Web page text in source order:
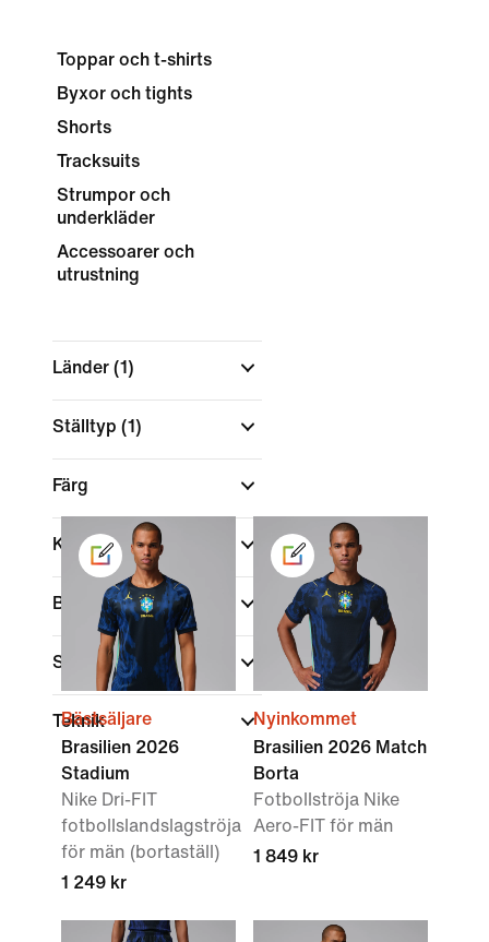
Toppar och t-shirts
Byxor och tights
Shorts
Tracksuits
Strumpor och
underkläder
Accessoarer och
utrustning
Länder (1)
Ställtyp (1)
Färg
Kön
Barn
Shoppa efter pris
Teknik
Bästsäljare
Brasilien 2026
Stadium
Nike Dri-FIT
fotbollslandslagströja
för män (bortaställ)
1 249 kr
Nyinkommet
Brasilien 2026 Match
Borta
Fotbollströja Nike
Aero-FIT för män
1 849 kr